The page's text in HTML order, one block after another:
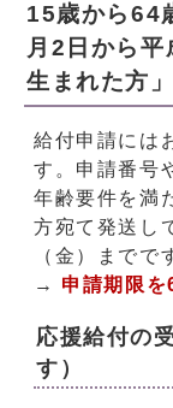
15歳から64
月2日から
生まれた方」
給付申請には
す。申請番号
年齢要件を満
方宛て発送し
（金）までで
→ 申請期限を
応援給付の
す）